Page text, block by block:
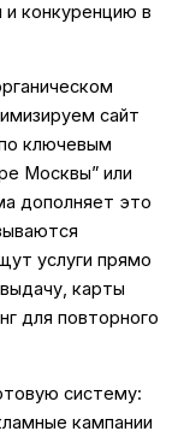
конкуренцию в
сайт
ключевым
Москвы” или
дополняет это
услуги прямо
карты
для повторного
систему:
кампании